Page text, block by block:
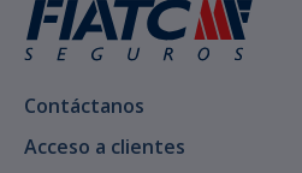
Contáctanos
Acceso a clientes